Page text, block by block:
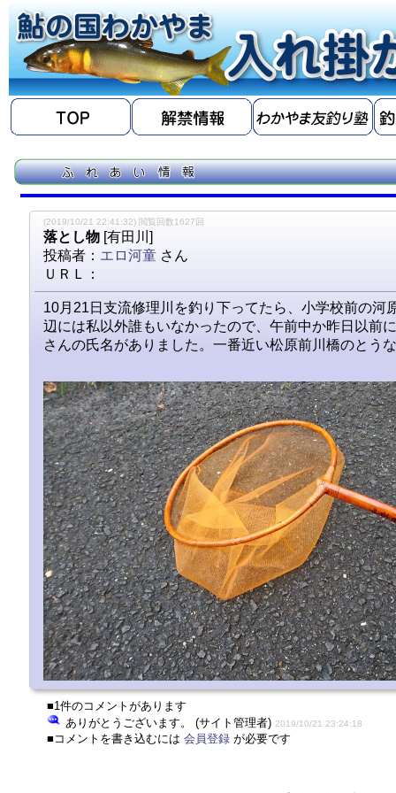
(2019/10/21 22:41:32) 閲覧回数1627回
落とし物 [有田川]
投稿者： エロ河童 さん
ＵＲＬ：
10月21日支流修理川を釣り下ってたら、小学校前の河
辺には私以外誰もいなかったので、午前中か昨日以前
さんの氏名がありました。一番近い松原前川橋のとう
■1件のコメントがあります
ありがとうございます。 (サイト管理者) 2019/10/21 23:24:18
■コメントを書き込むには 会員登録 が必要です